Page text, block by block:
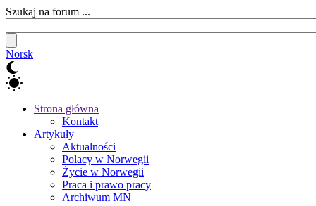
Szukaj na forum ...
Norsk
Strona główna
Kontakt
Artykuły
Aktualności
Polacy w Norwegii
Życie w Norwegii
Praca i prawo pracy
Archiwum MN